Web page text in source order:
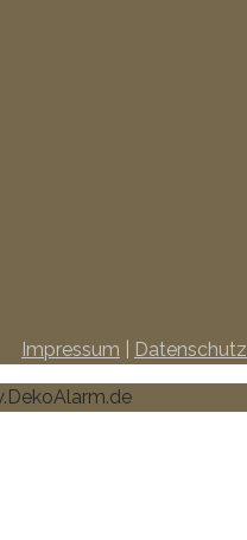
Impressum Datenschutz